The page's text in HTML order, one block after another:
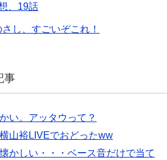
、19話
し、すごいぞこれ！
事
い。アッタウって？
山裕LIVEでおどったww
かしい・・・ベース音だけで当て